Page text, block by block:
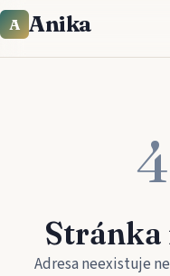
A Anika
Stránka
Adresa neexistuje